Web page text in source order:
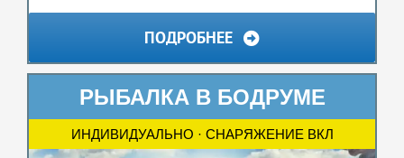
ПОДРОБНЕЕ
РЫБАЛКА В БОДРУМЕ
ИНДИВИДУАЛЬНО · СНАРЯЖЕНИЕ ВКЛ